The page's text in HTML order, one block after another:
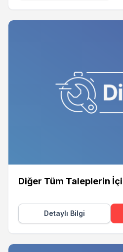
Diğer Tüm Taleplerin
Detaylı Bilgi